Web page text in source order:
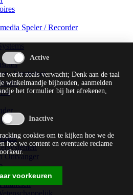
Speler / Recorder
/ Versterker
fi
Ontvanger
werkt zoals verwacht; Denk aan de taal
winkelmandje bijhouden, aanmelden
het formulier bij het afrekenen,
cookies om te kijken hoe we de
hoe we content en eventuele reclame
voorkeuren